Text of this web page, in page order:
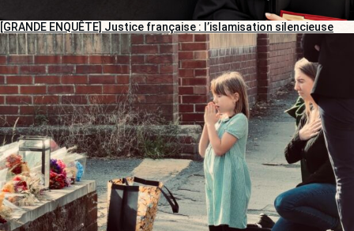
[GRANDE ENQUÊTE] Justice française : l’islamisation silencieuse